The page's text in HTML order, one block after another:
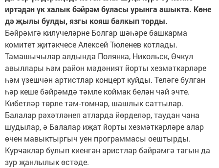
иртәдән үк халык бәйрәм буласы урынга ашыкта. Көне
дә җылы булды, язгы кояш балкып торды.
Бәйрәмгә килүчеләрне Болгар шәһәре башкарма
комитет җитәкчесе Алексей Тюленев котлады.
Тамашычылар алдында Полянка, Никольск, Өчкүл
авыллары һәм район мәдәният йорты хезмәткәрләре
һәм үзешчән артистлар концерт куйды. Теләге булган
һәр кеше бәйрәмдә тәмле коймак белән чәй эчте.
Кибетләр төрле тәм-томнар, шашлык саттылар.
Балалар рәхәтләнеп атларда йөрделәр, таудан чана
шудылар, ә Балалар иҗат йорты хезмәткәрләре алар
өчен мавыктыргыч уен программасы оештырды.
Курчаклар булып киенгән аристлар бәйрәмгә тагын да
зур җанлылык өстәде.